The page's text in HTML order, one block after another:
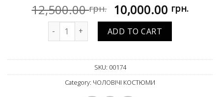
12,500.00грн. Original
price
was:
12,500.00 грн..
10,000.00 грн.
Мужской костюм комбинирован quantity
ADD TO CART
SKU: 00174
Category: ЧОЛОВІЧІ КОСТЮМИ